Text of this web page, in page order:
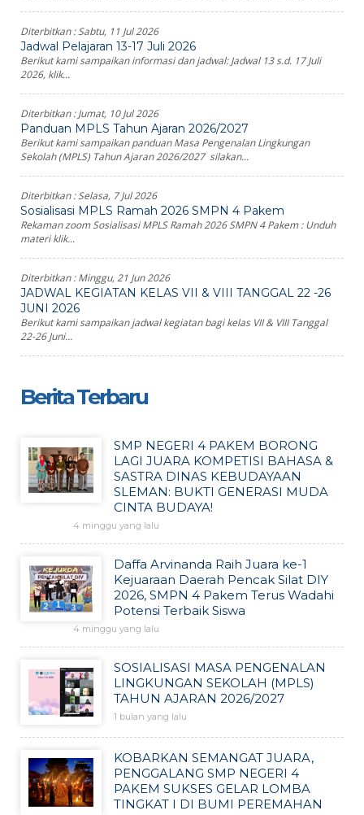
Diterbitkan :Sabtu, 11 Jul 2026
Jadwal Pelajaran 13-17 Juli 2026
Berikut kami sampaikan informasi dan jadwal: Jadwal 13 s.d. 17 Juli
2026, klik...
Diterbitkan :Jumat, 10 Jul 2026
Panduan MPLS Tahun Ajaran 2026/2027
Berikut kami sampaikan panduan Masa Pengenalan Lingkungan
Sekolah (MPLS) Tahun Ajaran 2026/2027 silakan...
Diterbitkan :Selasa, 7 Jul 2026
Sosialisasi MPLS Ramah 2026 SMPN 4 Pakem
Rekaman zoom Sosialisasi MPLS Ramah 2026 SMPN 4 Pakem : Unduh
materi klik...
Diterbitkan :Minggu, 21 Jun 2026
JADWAL KEGIATAN KELAS VII & VIII TANGGAL 22 -26
JUNI 2026
Berikut kami sampaikan jadwal kegiatan bagi kelas VII & VIII Tanggal
22-26 Juni...
Berita Terbaru
SMP NEGERI 4 PAKEM BORONG
LAGI JUARA KOMPETISI BAHASA &
SASTRA DINAS KEBUDAYAAN
SLEMAN: BUKTI GENERASI MUDA
CINTA BUDAYA!
4 minggu yang lalu
Daffa Arvinanda Raih Juara ke-1
Kejuaraan Daerah Pencak Silat DIY
2026, SMPN 4 Pakem Terus Wadahi
Potensi Terbaik Siswa
4 minggu yang lalu
SOSIALISASI MASA PENGENALAN
LINGKUNGAN SEKOLAH (MPLS)
TAHUN AJARAN 2026/2027
1 bulan yang lalu
KOBARKAN SEMANGAT JUARA,
PENGGALANG SMP NEGERI 4
PAKEM SUKSES GELAR LOMBA
TINGKAT I DI BUMI PEREMAHAN